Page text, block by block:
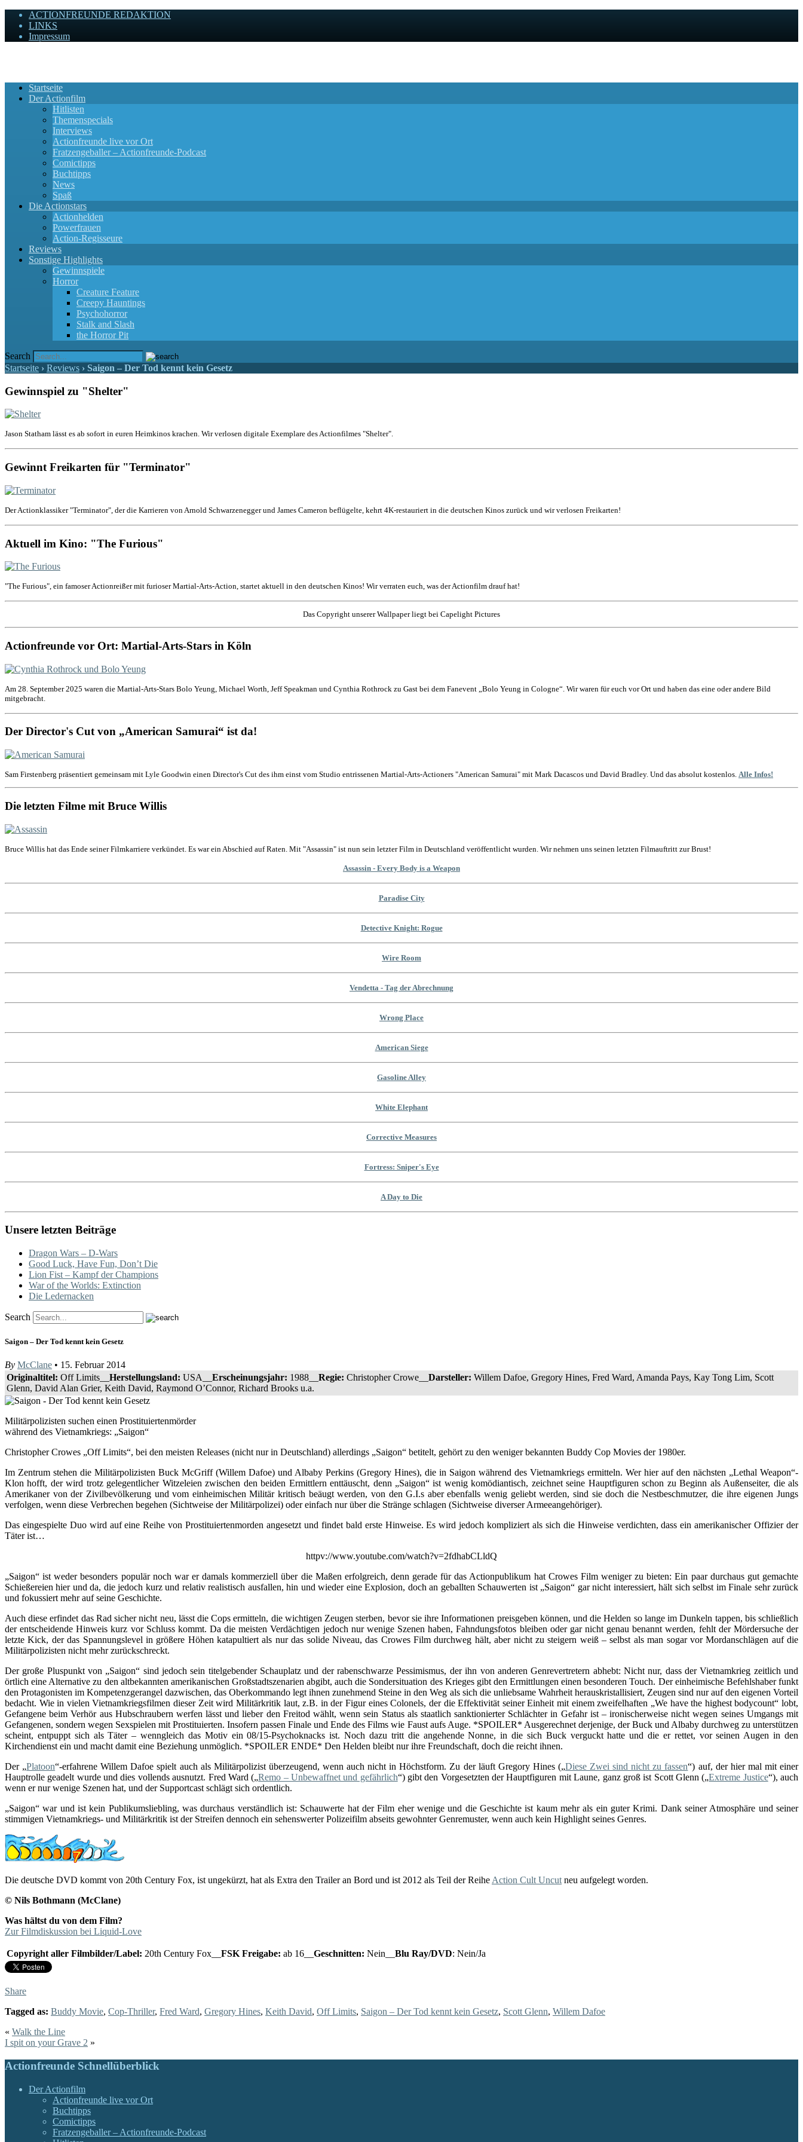
ACTIONFREUNDE REDAKTION
LINKS
Impressum
Startseite
Der Actionfilm
Hitlisten
Themenspecials
Interviews
Actionfreunde live vor Ort
Fratzengeballer – Actionfreunde-Podcast
Comictipps
Buchtipps
News
Spaß
Die Actionstars
Actionhelden
Powerfrauen
Action-Regisseure
Reviews
Sonstige Highlights
Gewinnspiele
Horror
Creature Feature
Creepy Hauntings
Psychohorror
Stalk and Slash
the Horror Pit
Search
Startseite › Reviews › Saigon – Der Tod kennt kein Gesetz
Gewinnspiel zu "Shelter"
Jason Statham lässt es ab sofort in euren Heimkinos krachen. Wir verlosen digitale Exemplare des Actionfilmes "Shelter".
Gewinnt Freikarten für "Terminator"
Der Actionklassiker "Terminator", der die Karrieren von Arnold Schwarzenegger und James Cameron beflügelte, kehrt 4K-restauriert in die deutschen Kinos zurück und wir verlosen Freikarten!
Aktuell im Kino: "The Furious"
"The Furious", ein famoser Actionreißer mit furioser Martial-Arts-Action, startet aktuell in den deutschen Kinos! Wir verraten euch, was der Actionfilm drauf hat!
Das Copyright unserer Wallpaper liegt bei Capelight Pictures
Actionfreunde vor Ort: Martial-Arts-Stars in Köln
Am 28. September 2025 waren die Martial-Arts-Stars Bolo Yeung, Michael Worth, Jeff Speakman und Cynthia Rothrock zu Gast bei dem Fanevent „Bolo Yeung in Cologne“. Wir waren für euch vor Ort und haben das eine oder andere Bild
mitgebracht.
Der Director's Cut von „American Samurai“ ist da!
Sam Firstenberg präsentiert gemeinsam mit Lyle Goodwin einen Director's Cut des ihm einst vom Studio entrissenen Martial-Arts-Actioners "American Samurai" mit Mark Dacascos und David Bradley. Und das absolut kostenlos. Alle Infos!
Die letzten Filme mit Bruce Willis
Bruce Willis hat das Ende seiner Filmkarriere verkündet. Es war ein Abschied auf Raten. Mit "Assassin" ist nun sein letzter Film in Deutschland veröffentlicht wurden. Wir nehmen uns seinen letzten Filmauftritt zur Brust!
Assassin - Every Body is a Weapon
Paradise City
Detective Knight: Rogue
Wire Room
Vendetta - Tag der Abrechnung
Wrong Place
American Siege
Gasoline Alley
White Elephant
Corrective Measures
Fortress: Sniper's Eye
A Day to Die
Unsere letzten Beiträge
Dragon Wars – D-Wars
Good Luck, Have Fun, Don’t Die
Lion Fist – Kampf der Champions
War of the Worlds: Extinction
Die Ledernacken
Search
Saigon – Der Tod kennt kein Gesetz
By McClane • 15. Februar 2014
Originaltitel: Off Limits__ Herstellungsland: USA__ Erscheinungsjahr: 1988__ Regie: Christopher Crowe__ Darsteller: Willem Dafoe, Gregory Hines, Fred Ward, Amanda Pays, Kay Tong Lim, Scott
Glenn, David Alan Grier, Keith David, Raymond O’Connor, Richard Brooks u.a.
Militärpolizisten suchen einen Prostituiertenmörder
während des Vietnamkriegs: „Saigon“
Christopher Crowes „Off Limits“, bei den meisten Releases (nicht nur in Deutschland) allerdings „Saigon“ betitelt, gehört zu den weniger bekannten Buddy Cop Movies der 1980er.
Im Zentrum stehen die Militärpolizisten Buck McGriff (Willem Dafoe) und Albaby Perkins (Gregory Hines), die in Saigon während des Vietnamkriegs ermitteln. Wer hier auf den nächsten „Lethal Weapon“-
Klon hofft, der wird trotz gelegentlicher Witzeleien zwischen den beiden Ermittlern enttäuscht, denn „Saigon“ ist wenig komödiantisch, zeichnet seine Hauptfiguren schon zu Beginn als Außenseiter, die als
Amerikaner von der Zivilbevölkerung und vom einheimischen Militär kritisch beäugt werden, von den G.I.s aber ebenfalls wenig geliebt werden, sind sie doch die Nestbeschmutzer, die ihre eigenen Jungs
verfolgen, wenn diese Verbrechen begehen (Sichtweise der Militärpolizei) oder einfach nur über die Stränge schlagen (Sichtweise diverser Armeeangehöriger).
Das eingespielte Duo wird auf eine Reihe von Prostituiertenmorden angesetzt und findet bald erste Hinweise. Es wird jedoch kompliziert als sich die Hinweise verdichten, dass ein amerikanischer Offizier der
Täter ist…
httpv://www.youtube.com/watch?v=2fdhabCLldQ
„Saigon“ ist weder besonders populär noch war er damals kommerziell über die Maßen erfolgreich, denn gerade für das Actionpublikum hat Crowes Film weniger zu bieten: Ein paar durchaus gut gemachte
Schießereien hier und da, die jedoch kurz und relativ realistisch ausfallen, hin und wieder eine Explosion, doch an geballten Schauwerten ist „Saigon“ gar nicht interessiert, hält sich selbst im Finale sehr zurück
und fokussiert mehr auf seine Geschichte.
Auch diese erfindet das Rad sicher nicht neu, lässt die Cops ermitteln, die wichtigen Zeugen sterben, bevor sie ihre Informationen preisgeben können, und die Helden so lange im Dunkeln tappen, bis schließlich
der entscheidende Hinweis kurz vor Schluss kommt. Da die meisten Verdächtigen jedoch nur wenige Szenen haben, Fahndungsfotos bleiben oder gar nicht genau benannt werden, fehlt der Mördersuche der
letzte Kick, der das Spannungslevel in größere Höhen katapultiert als nur das solide Niveau, das Crowes Film durchweg hält, aber nicht zu steigern weiß – selbst als man sogar vor Mordanschlägen auf die
Militärpolizisten nicht mehr zurückschreckt.
Der große Pluspunkt von „Saigon“ sind jedoch sein titelgebender Schauplatz und der rabenschwarze Pessimismus, der ihn von anderen Genrevertretern abhebt: Nicht nur, dass der Vietnamkrieg zeitlich und
örtlich eine Alternative zu den altbekannten amerikanischen Großstadtszenarien abgibt, auch die Sondersituation des Krieges gibt den Ermittlungen einen besonderen Touch. Der einheimische Befehlshaber funkt
den Protagonisten im Kompetenzgerangel dazwischen, das Oberkommando legt ihnen zunehmend Steine in den Weg als sich die unliebsame Wahrheit herauskristallisiert, Zeugen sind nur auf den eigenen Vorteil
bedacht. Wie in vielen Vietnamkriegsfilmen dieser Zeit wird Militärkritik laut, z.B. in der Figur eines Colonels, der die Effektivität seiner Einheit mit einem zweifelhaften „We have the highest bodycount“ lobt,
Gefangene beim Verhör aus Hubschraubern werfen lässt und lieber den Freitod wählt, wenn sein Status als staatlich sanktionierter Schlächter in Gefahr ist – ironischerweise nicht wegen seines Umgangs mit
Gefangenen, sondern wegen Sexspielen mit Prostituierten. Insofern passen Finale und Ende des Films wie Faust aufs Auge. *SPOILER* Ausgerechnet derjenige, der Buck und Albaby durchweg zu unterstützen
scheint, entpuppt sich als Täter – wenngleich das Motiv ein 08/15-Psychoknacks ist. Noch dazu tritt die angehende Nonne, in die sich Buck verguckt hatte und die er rettet, vor seinen Augen in den
Kirchendienst ein und macht damit eine Beziehung unmöglich. *SPOILER ENDE* Den Helden bleibt nur ihre Freundschaft, doch die reicht ihnen.
Der „Platoon“-erfahrene Willem Dafoe spielt auch als Militärpolizist überzeugend, wenn auch nicht in Höchstform. Zu der läuft Gregory Hines („Diese Zwei sind nicht zu fassen“) auf, der hier mal mit einer
Hauptrolle geadelt wurde und dies vollends ausnutzt. Fred Ward („Remo – Unbewaffnet und gefährlich“) gibt den Vorgesetzten der Hauptfiguren mit Laune, ganz groß ist Scott Glenn („Extreme Justice“), auch
wenn er nur wenige Szenen hat, und der Supportcast schlägt sich ordentlich.
„Saigon“ war und ist kein Publikumsliebling, was durchaus verständlich ist: Schauwerte hat der Film eher wenige und die Geschichte ist kaum mehr als ein guter Krimi. Dank seiner Atmosphäre und seiner
stimmigen Vietnamkriegs- und Militärkritik ist der Streifen dennoch ein sehenswerter Polizeifilm abseits gewohnter Genremuster, wenn auch kein Highlight seines Genres.
Die deutsche DVD kommt von 20th Century Fox, ist ungekürzt, hat als Extra den Trailer an Bord und ist 2012 als Teil der ReiheAction Cult Uncutneu aufgelegt worden.
© Nils Bothmann (McClane)
Was hältst du von dem Film?
Zur Filmdiskussion bei Liquid-Love
Copyright aller Filmbilder/Label: 20th Century Fox__ FSK Freigabe: ab 16__ Geschnitten: Nein__ Blu Ray/DVD: Nein/Ja
Share
Tagged as: Buddy Movie, Cop-Thriller, Fred Ward, Gregory Hines, Keith David, Off Limits, Saigon – Der Tod kennt kein Gesetz, Scott Glenn, Willem Dafoe
« Walk the Line
I spit on your Grave 2 »
Actionfreunde Schnellüberblick
Der Actionfilm
Actionfreunde live vor Ort
Buchtipps
Comictipps
Fratzengeballer – Actionfreunde-Podcast